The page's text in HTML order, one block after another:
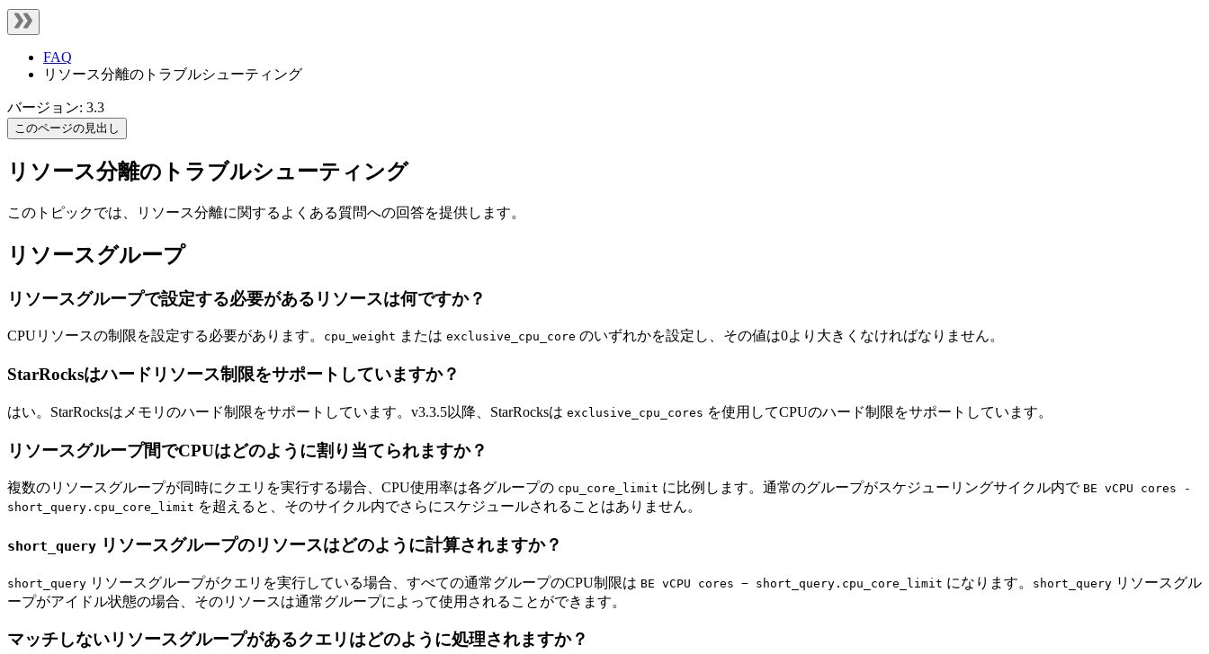
FAQ
リソース分離のトラブルシューティング
バージョン: 3.3
このページの見出し
リソース分離のトラブルシューティング
このトピックでは、リソース分離に関するよくある質問への回答を提供します。
リソースグループ
リソースグループで設定する必要があるリソースは何ですか？
CPUリソースの制限を設定する必要があります。 cpu_weight または exclusive_cpu_core のいずれかを設定し、その値は0より大きくなければなりません。
StarRocksはハードリソース制限をサポートしていますか？
はい。StarRocksはメモリのハード制限をサポートしています。v3.3.5以降、StarRocksは exclusive_cpu_cores を使用してCPUのハード制限をサポートしています。
リソースグループ間でCPUはどのように割り当てられますか？
複数のリソースグループが同時にクエリを実行する場合、CPU使用率は各グループの cpu_core_limit に比例します。通常のグループがスケジューリングサイクル内で BE vCPU cores -
short_query.cpu_core_limit を超えると、そのサイクル内でさらにスケジュールされることはありません。
short_query リソースグループのリソースはどのように計算されますか？
short_query リソースグループがクエリを実行している場合、すべての通常グループのCPU制限は BE vCPU cores − short_query.cpu_core_limit になります。 short_query リソースグル
ープがアイドル状態の場合、そのリソースは通常グループによって使用されることができます。
マッチしないリソースグループがあるクエリはどのように処理されますか？